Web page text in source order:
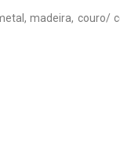
madeira, couro/